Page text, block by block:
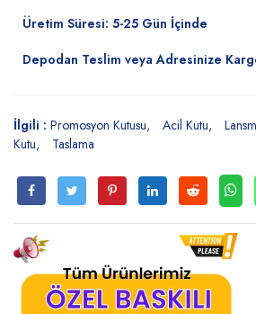
Üretim Süresi: 5-25 Gün İçinde
Depodan Teslim veya Adresinize
İlgili : Promosyon Kutusu Acil Kutu
Kutu
Taslama